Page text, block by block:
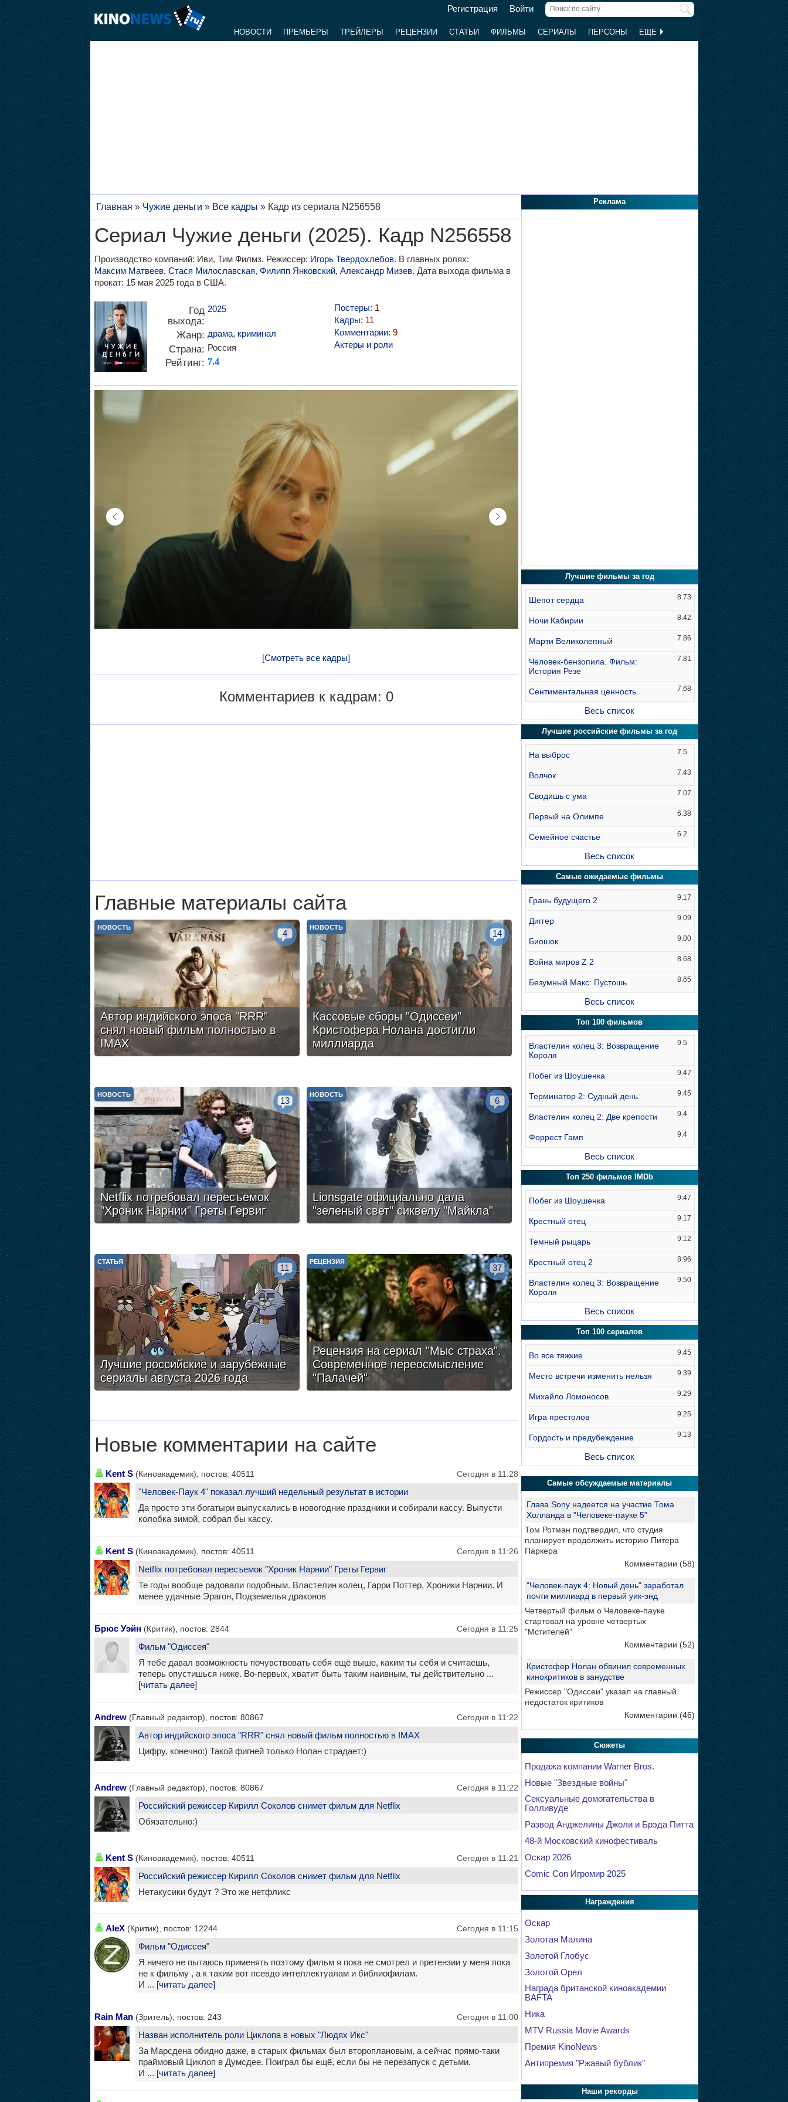
Регистрация Войти
НОВОСТИ ПРЕМЬЕРЫ ТРЕЙЛЕРЫ РЕЦЕНЗИИ СТАТЬИ ФИЛЬМЫ СЕРИАЛЫ ПЕРСОНЫ ЕЩЕ
Главная » Чужие деньги » Все кадры » Кадр из сериала N256558
Сериал Чужие деньги (2025). Кадр N256558
Производство компаний: Иви, Тим Филмз. Режиссер: Игорь Твердохлебов. В главных ролях:
Максим Матвеев, Стася Милославская, Филипп Янковский, Александр Мизев. Дата выхода фильма в
прокат: 15 мая 2025 года в США.
Год
выхода:
2025
Жанр: драма, криминал
Страна: Россия
Рейтинг: 7.4
Постеры: 1
Кадры: 11
Комментарии: 9
Актеры и роли
[Смотреть все кадры]
Комментариев к кадрам: 0
Главные материалы сайта
Автор индийского эпоса "RRR"
снял новый фильм полностью в
IMAX
НОВОСТЬ
4
Кассовые сборы "Одиссеи"
Кристофера Нолана достигли
миллиарда
НОВОСТЬ
14
Netflix потребовал пересъемок
"Хроник Нарнии" Греты Гервиг
НОВОСТЬ
13
Lionsgate официально дала
"зеленый свет" сиквелу "Майкла"
НОВОСТЬ
6
Лучшие российские и зарубежные
сериалы августа 2026 года
СТАТЬЯ
11
Рецензия на сериал "Мыс страха".
Современное переосмысление
"Палачей"
РЕЦЕНЗИЯ
37
Новые комментарии на сайте
Kent S(Киноакадемик), постов: 40511 Сегодня в 11:28
"Человек-Паук 4" показал лучший недельный результат в истории
Да просто эти богатыри выпускались в новогодние праздники и собирали кассу. Выпусти
колобка зимой, собрал бы кассу.
Kent S(Киноакадемик), постов: 40511 Сегодня в 11:26
Netflix потребовал пересъемок "Хроник Нарнии" Греты Гервиг
Те годы вообще радовали подобным. Властелин колец, Гарри Поттер, Хроники Нарнии. И
менее удачные Эрагон, Подземелья драконов
Брюс Уэйн (Критик), постов: 2844 Сегодня в 11:25
Фильм "Одиссея"
Я тебе давал возможность почувствовать себя ещё выше, каким ты себя и считаешь,
теперь опустишься ниже. Во-первых, хватит быть таким наивным, ты действительно ...
[читать далее]
Andrew(Главный редактор), постов: 80867 Сегодня в 11:22
Автор индийского эпоса "RRR" снял новый фильм полностью в IMAX
Цифру, конечно:) Такой фигней только Нолан страдает:)
Andrew(Главный редактор), постов: 80867 Сегодня в 11:22
Российский режиссер Кирилл Соколов снимет фильм для Netflix
Обязательно:)
Kent S(Киноакадемик), постов: 40511 Сегодня в 11:21
Российский режиссер Кирилл Соколов снимет фильм для Netflix
Нетакусики будут ? Это же нетфликс
AleX(Критик), постов: 12244 Сегодня в 11:15
Фильм "Одиссея"
Я ничего не пытаюсь применять поэтому фильм я пока не смотрел и претензии у меня пока
не к фильму , а к таким вот псевдо интеллектуалам и библиофилам.
И ... [читать далее]
Rain Man(Зритель), постов: 243 Сегодня в 11:00
Назван исполнитель роли Циклопа в новых "Людях Икс"
За Марсдена обидно даже, в старых фильмах был второплановым, а сейчас прямо-таки
праймовый Циклоп в Думсдее. Поиграл бы ещё, если бы не перезапуск с детьми.
И ... [читать далее]
Реклама
Лучшие фильмы за год
Шепот сердца 8.73
Ночи Кабирии 8.42
Марти Великолепный 7.86
Человек-бензопила. Фильм:
История Резе
7.81
Сентиментальная ценность 7.68
Весь список
Лучшие российские фильмы за год
На выброс 7.5
Волчок 7.43
Сводишь с ума 7.07
Первый на Олимпе 6.38
Семейное счастье 6.2
Весь список
Самые ожидаемые фильмы
Грань будущего 2 9.17
Диггер 9.09
Биошок 9.00
Война миров Z 2 8.68
Безумный Макс: Пустошь 8.65
Весь список
Топ 100 фильмов
Властелин колец 3: Возвращение
Короля
9.5
Побег из Шоушенка 9.47
Терминатор 2: Судный день 9.45
Властелин колец 2: Две крепости 9.4
Форрест Гамп 9.4
Весь список
Топ 250 фильмов IMDb
Побег из Шоушенка 9.47
Крестный отец 9.17
Темный рыцарь 9.12
Крестный отец 2 8.96
Властелин колец 3: Возвращение
Короля
9.50
Весь список
Топ 100 сериалов
Во все тяжкие 9.45
Место встречи изменить нельзя 9.39
Михайло Ломоносов 9.29
Игра престолов 9.25
Гордость и предубеждение 9.13
Весь список
Самые обсуждаемые материалы
Глава Sony надеется на участие Тома
Холланда в "Человеке-пауке 5"
Том Ротман подтвердил, что студия
планирует продолжить историю Питера
Паркера
Комментарии (58)
"Человек-паук 4: Новый день" заработал
почти миллиард в первый уик-энд
Четвертый фильм о Человеке-пауке
стартовал на уровне четвертых
"Мстителей"
Комментарии (52)
Кристофер Нолан обвинил современных
кинокритиков в занудстве
Режиссер "Одиссеи" указал на главный
недостаток критиков
Комментарии (46)
Сюжеты
Продажа компании Warner Bros.
Новые "Звездные войны"
Сексуальные домогательства в
Голливуде
Развод Анджелины Джоли и Брэда Питта
48-й Московский кинофестиваль
Оскар 2026
Comic Con Игромир 2025
Награждения
Оскар
Золотая Малина
Золотой Глобус
Золотой Орел
Награда британской киноакадемии
BAFTA
Ника
MTV Russia Movie Awards
Премия KinoNews
Антипремия "Ржавый бублик"
Наши рекорды